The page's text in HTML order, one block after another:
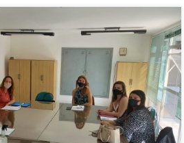
de Santa Catarina realizou, na
feira, uma capacitação com
de Administração Prisional de
conduzido pela gerente de Inativos,
foram abordados os temas da
reforma da previdência, instrução de
[…]